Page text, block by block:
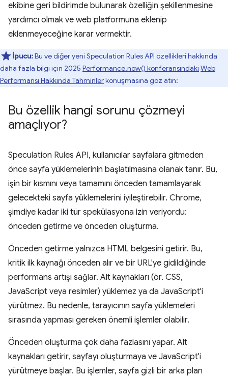
ekibine geri bildirimde bulunarak özelliğin şekillenmesine
yardımcı olmak ve web platformuna eklenip
eklenmeyeceğine karar vermektir.
İpucu:Bu ve diğer yeni Speculation Rules API özellikleri hakkında
daha fazla bilgi için 2025 Performance.now() konferansındaki Web
Performansı Hakkında Tahminlerkonuşmasına göz atın:
Bu özellik hangi sorunu çözmeyi
amaçlıyor?
Speculation Rules API, kullanıcılar sayfalara gitmeden
önce sayfa yüklemelerinin başlatılmasına olanak tanır. Bu,
işin bir kısmını veya tamamını önceden tamamlayarak
gelecekteki sayfa yüklemelerini iyileştirebilir. Chrome,
şimdiye kadar iki tür spekülasyona izin veriyordu:
önceden getirme ve önceden oluşturma.
Önceden getirme yalnızca HTML belgesini getirir. Bu,
kritik ilk kaynağı önceden alır ve bir URL'ye gidildiğinde
performans artışı sağlar. Alt kaynakları (ör. CSS,
JavaScript veya resimler) yüklemez ya da JavaScript'i
yürütmez. Bu nedenle, tarayıcının sayfa yüklemeleri
sırasında yapması gereken önemli işlemler olabilir.
Önceden oluşturma çok daha fazlasını yapar. Alt
kaynakları getirir, sayfayı oluşturmaya ve JavaScript'i
yürütmeye başlar. Bu işlemler, sayfa gizli bir arka plan